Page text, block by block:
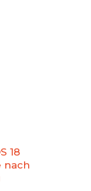
18
nach